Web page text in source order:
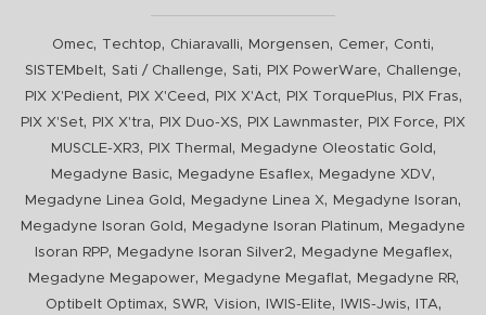
Omec, Techtop, Chiaravalli, Morgensen, Cemer, Conti,
SISTEMbelt, Sati / Challenge, Sati, PIX PowerWare, Challenge,
PIX X'Pedient, PIX X'Ceed , PIX X'Act, PIX TorquePlus, PIX Fras,
PIX X'Set, PIX X'tra, PIX Duo-XS, PIX Lawnmaster, PIX Force,
PIX
MUSCLE-XR3, PIX Thermal , Megadyne Oleostatic Gold ,
Megadyne Basic, Megadyne Esaflex, Megadyne XDV,
Megadyne Linea Gold , Megadyne Linea X, Megadyne Isoran,
Megadyne Isoran Gold , Megadyne Isoran Platinum,
Megadyne
Isoran RPP, Megadyne Isoran Silver2, Megadyne Megaflex,
Megadyne Megapower, Megadyne Megaflat, Megadyne RR,
Optibelt Optimax, SWR, Vision, IWIS-Elite, IWIS-Jwis, ITA,